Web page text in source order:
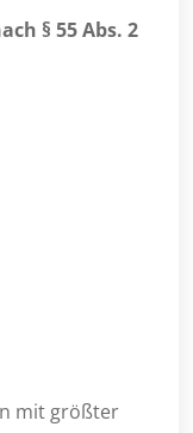
§ 55 Abs. 2
mit größter